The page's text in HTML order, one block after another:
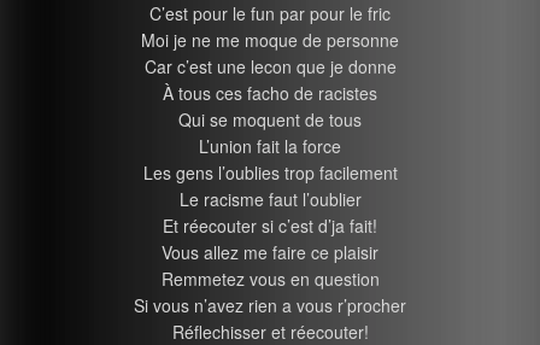
C’est pour le fun par pour le fric
Moi je ne me moque de personne
Car c’est une lecon que je donne
À tous ces facho de racistes
Qui se moquent de tous
L’union fait la force
Les gens l’oublies trop facilement
Le racisme faut l’oublier
Et réecouter si c’est d’ja fait!
Vous allez me faire ce plaisir
Remmetez vous en question
Si vous n’avez rien a vous r’procher
Réflechisser et réecouter!